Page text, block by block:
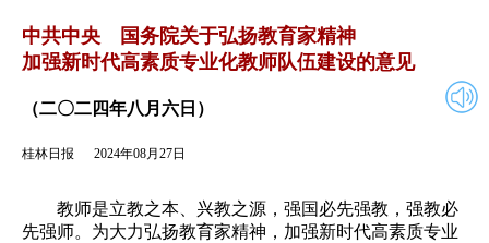
2024年08月27日
中共中央 国务院关于弘扬教育家精神
加强新时代高素质专业化教师队伍建设的意见
（二〇二四年八月六日）
桂林日报 2024年08月27日
教师是立教之本、兴教之源，强国必先强教，强教必
先强师。为大力弘扬教育家精神，加强新时代高素质专业